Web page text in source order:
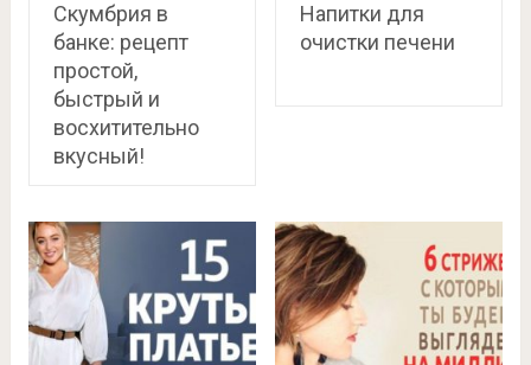
Скумбрия в
банке: рецепт
простой,
быстрый и
восхитительно
вкусный!
Напитки для
очистки печени